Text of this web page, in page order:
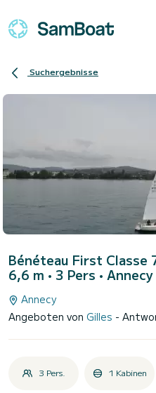
Suchergebnisse
Bénéteau First Classe
6,6 m • 3 Pers • Annecy
Annecy
Angeboten von Gilles -
3 Pers. 1 Kabinen